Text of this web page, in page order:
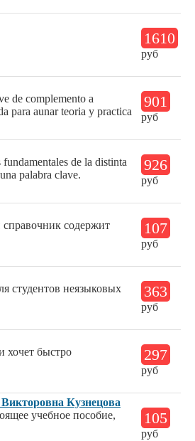
1610
руб
de complemento a
para aunar teoria y practica
901
руб
de la distinta
palabra clave.
926
руб
содержит
107
руб
студентов неязыковых
363
руб
хочет быстро
297
руб
Кузнецова
учебное пособие,
105
руб